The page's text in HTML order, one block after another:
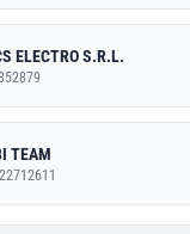
ELECTRO S.R.L.
TEAM